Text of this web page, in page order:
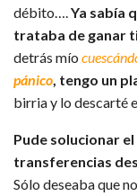
débito…. Ya sabía
trataba de ganar
detrás mío
pánico , tengo un
birria y lo descarté
Pude solucionar
transferencias
Sólo deseaba que